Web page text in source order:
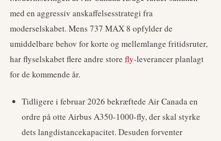
med en aggressiv anskaffelsesstrategi fra
moderselskabet. Mens 737 MAX 8 opfylder de
umiddelbare behov for korte og mellemlange fritidsruter,
har flyselskabet flere andre store fly-leverancer planlagt
for de kommende år.
Tidligere i februar 2026 bekræftede Air Canada en
ordre på otte Airbus A350-1000-fly, der skal styrke
dets langdistancekapacitet. Desuden forventer